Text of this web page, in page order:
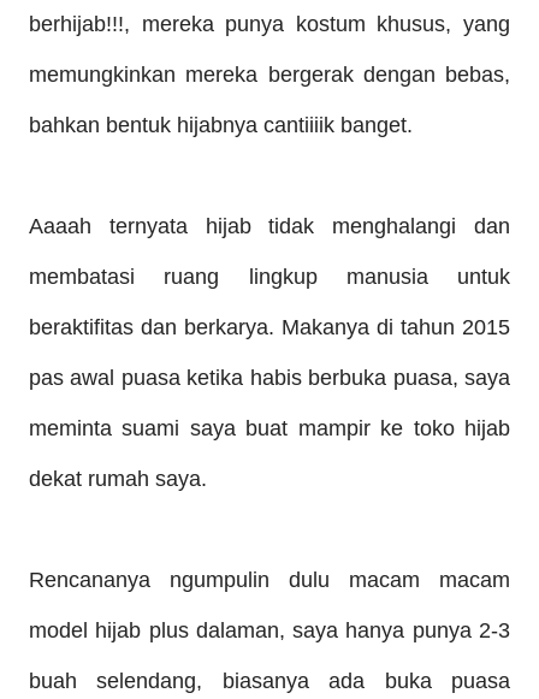
berhijab!!!, mereka punya kostum khusus, yang
memungkinkan mereka bergerak dengan bebas,
bahkan bentuk hijabnya cantiiiik banget.
Aaaah ternyata hijab tidak menghalangi dan
membatasi ruang lingkup manusia untuk
beraktifitas dan berkarya. Makanya di tahun 2015
pas awal puasa ketika habis berbuka puasa, saya
meminta suami saya buat mampir ke toko hijab
dekat rumah saya.
Rencananya ngumpulin dulu macam macam
model hijab plusdalaman, saya hanya punya 2-3
buah selendang, biasanya ada buka puasa